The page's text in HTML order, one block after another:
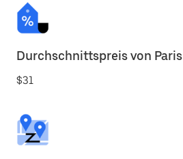
Durchschnittspreis von Paris
$31